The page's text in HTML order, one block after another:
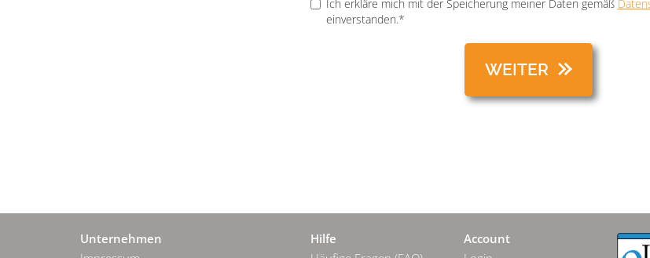
Ich erkläre mich mit der Speicherung meiner Daten gemäß
einverstanden.*
Unternehmen
Hilfe
Account